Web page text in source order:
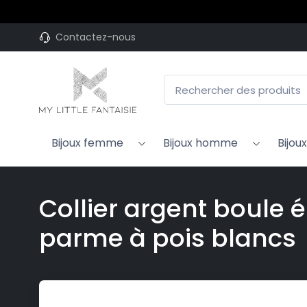
Contactez-nous
Bijoux femme Bijoux homme
Collier argent boule
parme à pois blancs